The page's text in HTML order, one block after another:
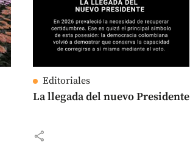
Editoriales
La llegada del nuevo Presidente
share